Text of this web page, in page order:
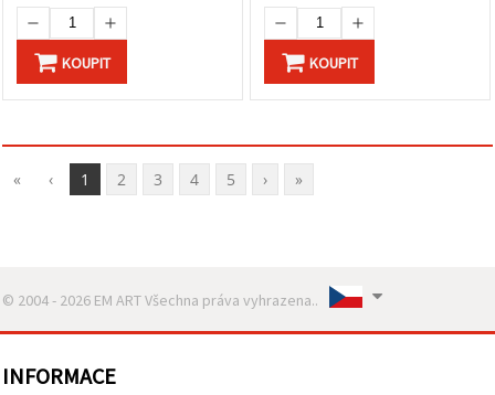
KOUPIT KOUPIT
« ‹ 1 2 3 4 5 › »
© 2004 - 2026 EM ART Všechna práva vyhrazena..
INFORMACE